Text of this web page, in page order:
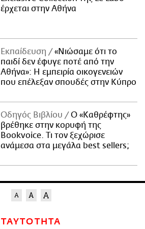
έρχεται στην Αθήνα
Εκπαίδευση
«Νιώσαμε ότι το
παιδί δεν έφυγε ποτέ από την
Αθήνα»: Η εμπειρία οικογενειών
που επέλεξαν σπουδές στην Κύπρο
Οδηγός Βιβλίου
Ο «Καθρέφτης»
βρέθηκε στην κορυφή της
Bookvoice. Τι τον ξεχώρισε
ανάμεσα στα μεγάλα best sellers;
ΤΑΥΤΟΤΗΤΑ